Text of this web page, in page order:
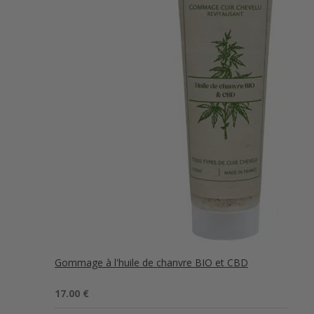
Gommage à l'huile de chanvre BIO et CBD
Note 5.00
17.00 €